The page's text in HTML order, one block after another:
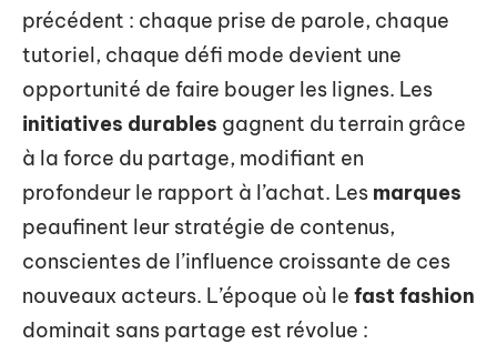
précédent : chaque prise de parole, chaque
tutoriel, chaque défi mode devient une
opportunité de faire bouger les lignes. Les
initiatives durables gagnent du terrain grâce
à la force du partage, modifiant en
profondeur le rapport à l’achat. Les marques
peaufinent leur stratégie de contenus,
conscientes de l’influence croissante de ces
nouveaux acteurs. L’époque où le fast fashion
dominait sans partage est révolue :